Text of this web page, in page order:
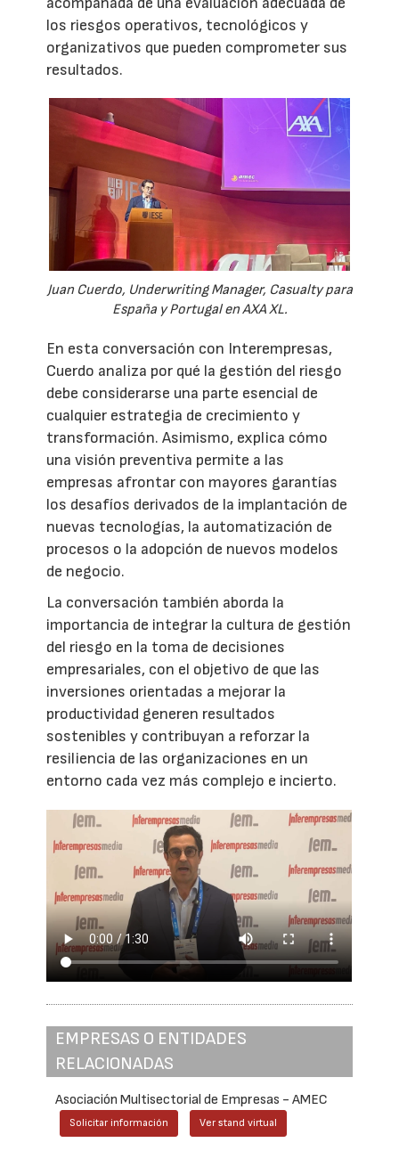
los riesgos operativos, tecnológicos y
organizativos que pueden comprometer sus
resultados.
Juan Cuerdo, Underwriting Manager, Casualty para
España y Portugal en AXA XL.
En esta conversación con Interempresas,
Cuerdo analiza por qué la gestión del riesgo
debe considerarse una parte esencial de
cualquier estrategia de crecimiento y
transformación. Asimismo, explica cómo
una visión preventiva permite a las
empresas afrontar con mayores garantías
los desafíos derivados de la implantación de
nuevas tecnologías, la automatización de
procesos o la adopción de nuevos modelos
de negocio.
La conversación también aborda la
importancia de integrar la cultura de gestión
del riesgo en la toma de decisiones
empresariales, con el objetivo de que las
inversiones orientadas a mejorar la
productividad generen resultados
sostenibles y contribuyan a reforzar la
resiliencia de las organizaciones en un
entorno cada vez más complejo e incierto.
EMPRESAS O ENTIDADES
RELACIONADAS
Asociación Multisectorial de Empresas - AMEC
Solicitar información Ver stand virtual